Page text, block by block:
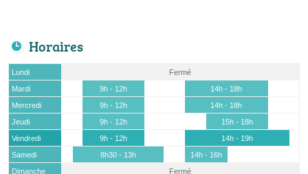
Horaires
Lundi
Fermé
Mardi
9h - 12h
14h - 18h
Mercredi
9h - 12h
14h - 18h
Jeudi
9h - 12h
15h - 18h
Vendredi
9h - 12h
14h - 19h
Samedi
8h30 - 13h
14h - 16h
Dimanche
Fermé